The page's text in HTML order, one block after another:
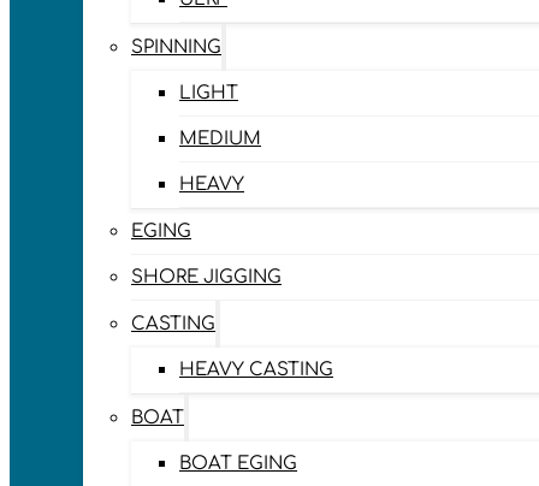
SPINNING
LIGHT
MEDIUM
HEAVY
EGING
SHORE JIGGING
CASTING
HEAVY CASTING
BOAT
BOAT EGING